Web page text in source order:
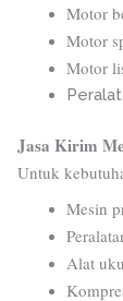
Motor
Motor
Motor
Jasa Kirim
Untuk
Mesin
Alat